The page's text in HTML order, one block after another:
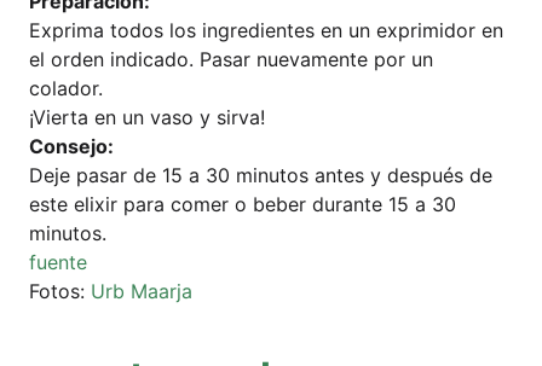
Expri­ma todos los ingre­di­en­tes en un expri­mi­dor en
el orden indi­ca­do. Pasar nue­va­men­te por un
colador.
¡Vier­ta en un vaso y sirva!
Con­se­jo:
Deje pasar de 15 a 30 minu­tos antes y des­pués de
este eli­xir para comer o beber duran­te 15 a 30
minutos.
fuen­te
Fotos: Urb Maar­ja